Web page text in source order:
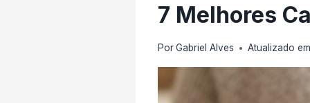
7 Melhores
PorGabriel Alves Atualizado